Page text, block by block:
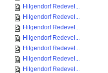
Hilgendorf Redevel...
Hilgendorf Redevel...
Hilgendorf Redevel...
Hilgendorf Redevel...
Hilgendorf Redevel...
Hilgendorf Redevel...
Hilgendorf Redevel...